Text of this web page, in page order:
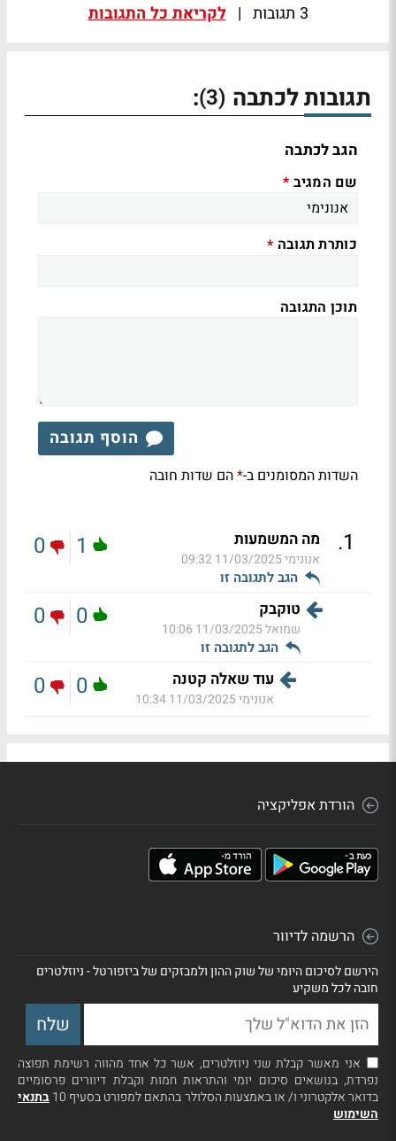
3 תגובות | לקריאת כל התגובות
תגובות לכתבה (3)
:
הגב לכתבה
שם המגיב *
כותרת תגובה *
תוכן התגובה
הוסף תגובה
השדות המסומנים ב-*הם שדות חובה
1
. מה המשמעות
אנונימי11/03/2025 09:32
הגב לתגובה זו
1
0
טוקבק
שמואל11/03/2025 10:06
הגב לתגובה זו
0
0
עוד שאלה קטנה
אנונימי11/03/2025 10:34
0
0
הורדת אפליקציה
הרשמה לדיוור
הירשם לסיכום היומי של שוק ההון ולמבזקים של ביזפורטל - ניוזלטרים
חובה לכל משקיע
אני מאשר קבלת שני ניוזלטרים, אשר כל אחד מהווה רשימת תפוצה
נפרדת, בנושאים סיכום יומי והתראות חמות וקבלת דיוורים פרסומיים
בדואר אלקטרוני ו/ או באמצעות הסלולר בהתאם למפורט בסעיף 10
בתנאי
השימוש